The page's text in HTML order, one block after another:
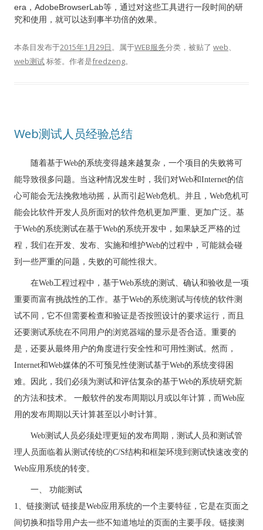
era，AdobeBrowserLab等，通过对这些工具进行一段时间的研
究和使用，就可以达到事半功倍的效果。
本条目发布于2015年1月29日。属于WEB服务分类，被贴了 web、
web测试标签。 作者是fredzeng。
Web测试人员经验总结
随着基于Web的系统变得越来越复杂，一个项目的失败将可
能导致很多问题。当这种情况发生时，我们对Web和Internet的信
心可能会无法挽救地动摇，从而引起Web危机。并且，Web危机可
能会比软件开发人员所面对的软件危机更加严重、更加广泛。 基
于Web的系统测试在基于Web的系统开发中，如果缺乏严格的过
程，我们在开发、发布、实施和维护Web的过程中，可能就会碰
到一些严重的问题，失败的可能性很大。
在Web工程过程中，基于Web系统的测试、确认和验收是一项
重要而富有挑战性的工作。基于Web的系统测试与传统的软件测
试不同，它不但需要检查和验证是否按照设计的要求运行，而且
还要测试系统在不同用户的浏览器端的显示是否合适。重要的
是，还要从最终用户的角度进行安全性和可用性测试。然而，
Internet和Web媒体的不可预见性使测试基于Web的系统变得困
难。因此，我们必须为测试和评估复杂的基于Web的系统研究新
的方法和技术。 一般软件的发布周期以月或以年计算，而Web应
用的发布周期以天计算甚至以小时计算。
Web测试人员必须处理更短的发布周期，测试人员和测试管
理人员面临着从测试传统的C/S结构和框架环境到测试快速改变的
Web应用系统的转变。
一、 功能测试
1、链接测试 链接是Web应用系统的一个主要特征，它是在页面之
间切换和指导用户去一些不知道地址的页面的主要手段。链接测